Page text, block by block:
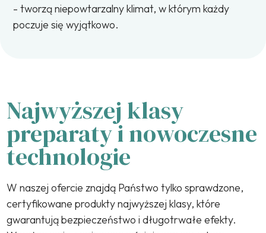
- tworzą niepowtarzalny klimat, w którym każdy
poczuje się wyjątkowo.
Najwyższej klasy
preparaty i nowoczesne
technologie
W naszej ofercie znajdą Państwo tylko sprawdzone,
certyfikowane produkty najwyższej klasy, które
gwarantują bezpieczeństwo i długotrwałe efekty.